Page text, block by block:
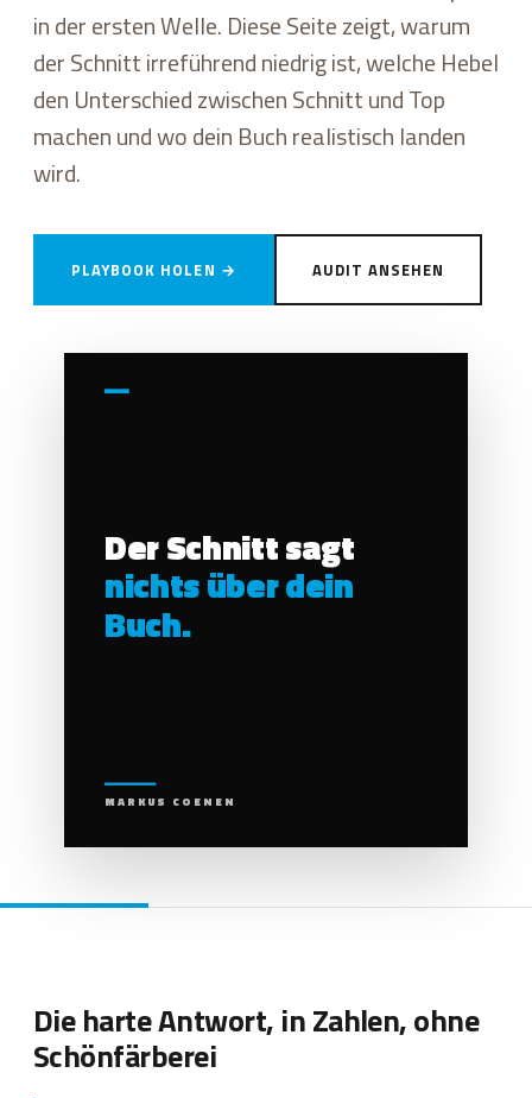
in der ersten Welle. Diese Seite zeigt, warum
der Schnitt irreführend niedrig ist, welche Hebel
den Unterschied zwischen Schnitt und Top
machen und wo dein Buch realistisch landen
wird.
PLAYBOOK HOLEN → AUDIT ANSEHEN
Die harte Antwort, in Zahlen, ohne
Schönfärberei